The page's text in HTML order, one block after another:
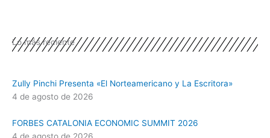
Lo más reciente
Zully Pinchi Presenta «El Norteamericano y La Escritora»
4 de agosto de 2026
FORBES CATALONIA ECONOMIC SUMMIT 2026
4 de agosto de 2026